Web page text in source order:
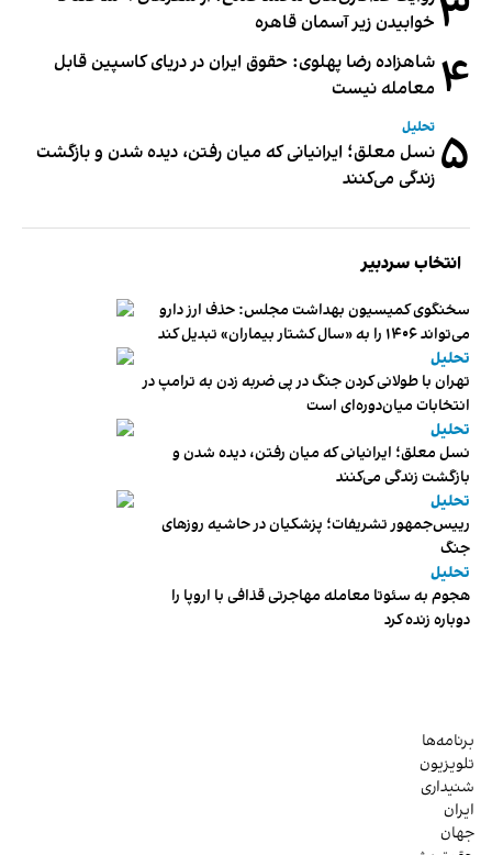
۳ خوابیدن زیر آسمان قاهره
۴ شاهزاده رضا پهلوی: حقوق ایران در دریای کاسپین قابل
معامله نیست
۵ تحلیل
نسل معلق؛ ایرانیانی که میان رفتن، دیده شدن و بازگشت
زندگی می‌کنند
انتخاب سردبیر
سخنگوی کمیسیون بهداشت مجلس: حذف ارز دارو
می‌تواند ۱۴۰۶ را به «سال کشتار بیماران» تبدیل کند
تحلیل
تهران با طولانی کردن جنگ در پی ضربه زدن به ترامپ در
انتخابات میان‌دوره‌ای است
تحلیل
نسل معلق؛ ایرانیانی که میان رفتن، دیده شدن و
بازگشت زندگی می‌کنند
تحلیل
رییس‌جمهور تشریفات؛ پزشکیان در حاشیه روزهای
جنگ
تحلیل
هجوم به سئوتا معامله مهاجرتی قذافی با اروپا را
دوباره زنده کرد
برنامه‌ها
تلویزیون
شنیداری
ایران
جهان